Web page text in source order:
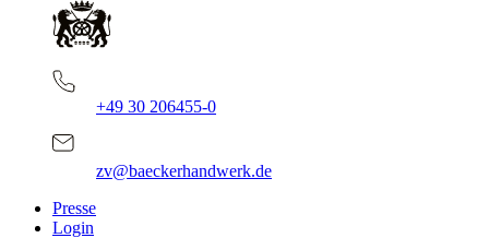
+49 30 206455-0
zv@baeckerhandwerk.de
Presse
Login